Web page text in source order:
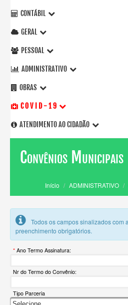
CONTÁBIL
GERAL
PESSOAL
ADMINISTRATIVO
OBRAS
C O V I D - 1 9
ATENDIMENTO AO CIDADÃO
Convênios Municipais
Início ADMINISTRATIVO
Todos os campos sinalizados com
preenchimento obrigatórios.
Ano Termo Assinatura:
Nr do Termo do Convênio:
Tipo Parceria